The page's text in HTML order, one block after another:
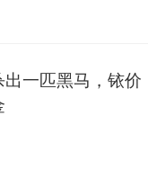
一匹黑马，铱价